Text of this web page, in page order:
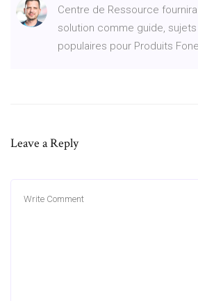
Centre de Ressource
solution comme guide,
populaires pour Produits
Leave a Reply